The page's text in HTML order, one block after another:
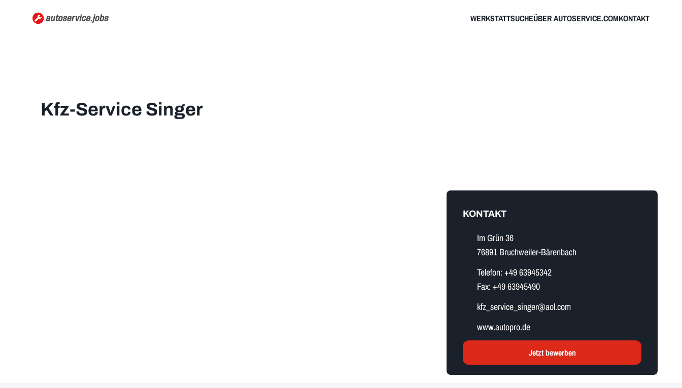
WERKSTATTSUCHEÜBER AUTOSERVICE.COMKONTAKT
Kfz-Service Singer
KONTAKT
Im Grün 36
76891 Bruchweiler-Bärenbach
Telefon: +49 63945342
Fax: +49 63945490
k​f​z​_​s​e​r​v​i​c​e​_​s​i​n​g​e​r​@aol.com
www.autopro.de
Jetzt bewerben